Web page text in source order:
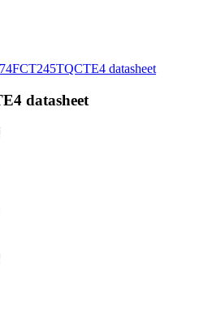
datasheet
datasheet